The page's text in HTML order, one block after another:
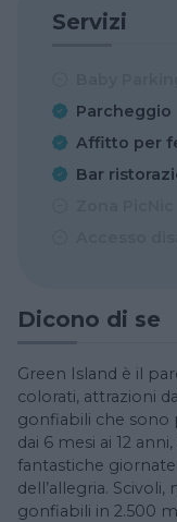
Servizi
Parcheggio
Affitto per
Bar
Dicono di se
Green Island è il
colorati, attrazioni
gonfiabili che sono
dai 6 mesi ai 12
fantastiche giornate
dell’allegria.
gonfiabili in 2.500